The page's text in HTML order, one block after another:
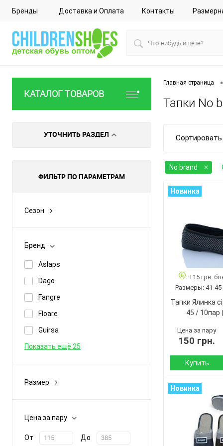
Бренды Доставка и Оплата Контакты
КАТАЛОГ ТОВАРОВ
УТОЧНИТЬ РАЗДЕЛ
ФИЛЬТР ПО ПАРАМЕТРАМ
Сезон
Лето
Бренд
Aslaps
Dago
Fangre
Floare
Guirsa
Показать ещё 25
Размер
36-47
Цена за пару
От До
Главная страница •
Тапки No
Сортировать
No brand
Новинка
+15 грн.
Размеры: 41-45
Тапки Ялинка
45 / 10пар
Цена за пару
150 грн.
Купить
Сезон:
Материал верха:
Материал внутри:
производитель:
Новинка